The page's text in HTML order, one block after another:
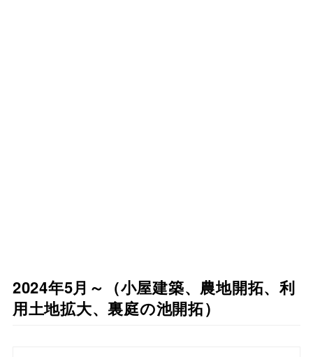
2024年5月～（小屋建築、農地開拓、利
用土地拡大、裏庭の池開拓）